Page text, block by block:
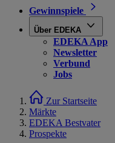
Gewinnspiele
Über EDEKA
EDEKA App
Newsletter
Verbund
Jobs
Zur Startseite
Märkte
EDEKA Bestvater
Prospekte